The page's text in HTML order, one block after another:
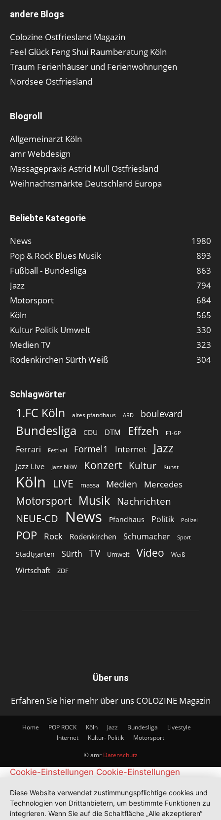
andere Blogs
Colozine Ostfriesland Magazin
Feel Glück Feng Shui Raumberatung Köln
Traum Ferienhäuser und Ferienwohnungen
Nordsee Ostfriesland
Blogroll
Allgemeinarzt Köln
amr Webdesign
Massagepraxis Astrid Mull Ostfriesland
Weihnachtsmärkte Deutschland Europa
Beliebte Kategorie
News
1980
Pop & Rock Blues Musik
893
Fußball - Bundesliga
863
Jazz
794
Motorsport
684
Köln
565
Kultur Politik Umwelt
330
Medien TV
323
Rodenkirchen Sürth Weiß
304
Schlagwörter
1.FC Köln altes pfandhaus ARD boulevard
Bundesliga CDU DTM Effzeh F1-GP
Ferrari Festival Formel1 Internet Jazz
Jazz Live Jazz NRW Konzert Kultur Kunst
Köln LIVE massa Medien Mercedes
Motorsport Musik Nachrichten
NEUE-CD
News Pfandhaus Politik Polizei
POP Rock Rodenkirchen Schumacher Sport
Stadtgarten Sürth TV Umwelt Video Weiß
Wirtschaft ZDF
Über uns
Erfahren Sie hier mehr über uns COLOZINE Magazin
Home POP ROCK Köln Jazz Bundesliga
Livestyle
Internet
Kultur- Politik Motorsport
© amr Datenschutz
Cookie-Einstellungen Cookie-Einstellungen
Diese Website verwendet zustimmungspflichtige cookies und
Technologien von Drittanbietern, um bestimmte Funktionen zu
integrieren. Wenn Sie auf die Schaltfläche „Alle akzeptieren“